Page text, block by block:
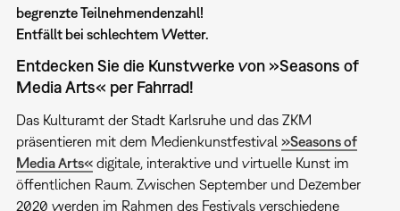
begrenzte Teilnehmendenzahl!
Entfällt bei schlechtem Wetter.
Entdecken Sie die Kunstwerke von »Seasons of
Media Arts« per Fahrrad!
Das Kulturamt der Stadt Karlsruhe und das ZKM
präsentieren mit dem Medienkunstfestival »Seasons of
Media Arts«digitale, interaktive und virtuelle Kunst im
öffentlichen Raum. Zwischen September und Dezember
2020 werden im Rahmen des Festivals verschiedene